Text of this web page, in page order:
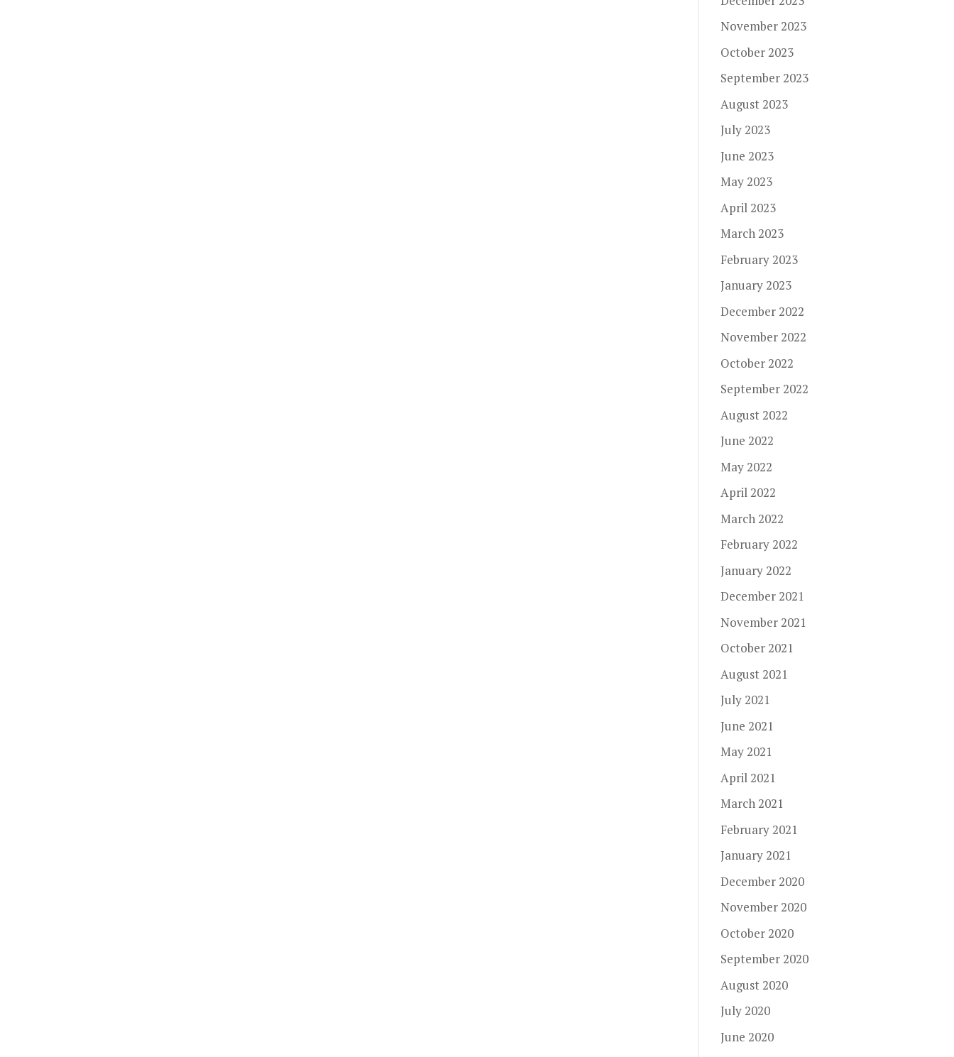
November 2023
October 2023
September 2023
August 2023
July 2023
June 2023
May 2023
April 2023
March 2023
February 2023
January 2023
December 2022
November 2022
October 2022
September 2022
August 2022
June 2022
May 2022
April 2022
March 2022
February 2022
January 2022
December 2021
November 2021
October 2021
August 2021
July 2021
June 2021
May 2021
April 2021
March 2021
February 2021
January 2021
December 2020
November 2020
October 2020
September 2020
August 2020
July 2020
June 2020